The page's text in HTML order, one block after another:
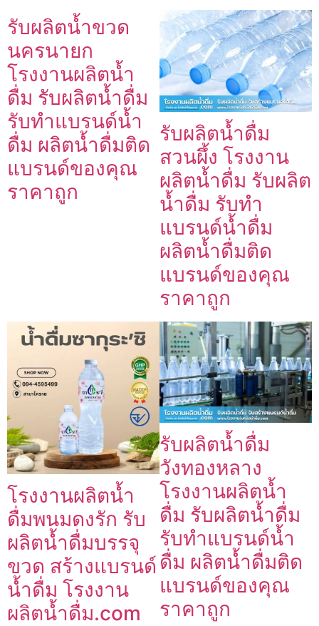
รับผลิตน้ำขวด
นครนายก
โรงงานผลิตน้ำ
ดื่ม รับผลิตน้ำดื่ม
รับทำแบรนด์น้ำ
ดื่ม ผลิตน้ำดื่มติด
แบรนด์ของคุณ
ราคาถูก
รับผลิตน้ำดื่ม
สวนผึ้ง โรงงาน
ผลิตน้ำดื่ม รับผลิต
น้ำดื่ม รับทำ
แบรนด์น้ำดื่ม
ผลิตน้ำดื่มติด
แบรนด์ของคุณ
ราคาถูก
โรงงานผลิตน้ำ
ดื่มพนมดงรัก รับ
ผลิตน้ำดื่มบรรจุ
ขวด สร้างแบรนด์
น้ำดื่ม โรงงาน
ผลิตน้ำดื่ม.com
รับผลิตน้ำดื่ม
วังทองหลาง
โรงงานผลิตน้ำ
ดื่ม รับผลิตน้ำดื่ม
รับทำแบรนด์น้ำ
ดื่ม ผลิตน้ำดื่มติด
แบรนด์ของคุณ
ราคาถูก